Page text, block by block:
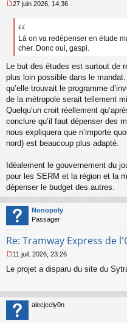
e
g
e
n
o
n
l
u
27 juin 2026, 14:36
Là on va redépenser en étude
cher. Donc oui, gaspi.
Le but des études est surtout de
plus loin possible dans le
qu’elle trouvait le programme
de la métropole serait tellement
Quelqu’un croit réellement
conclure qu’il faut dépenser des
nous expliquera que n’importe
nord) est beaucoup plus adapté.
Idéalement le gouvernement du
pour les SERM et la région et la
dépenser le budget des autres.
Nonopoly
Passager
Re: Tramway Express de
e
a
g
e
11 juil. 2026, 23:26
Le projet a disparu du site du
alecjccly0n